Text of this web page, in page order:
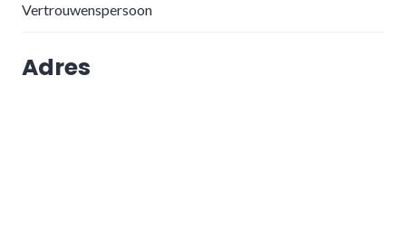
Vertrouwenspersoon
Adres